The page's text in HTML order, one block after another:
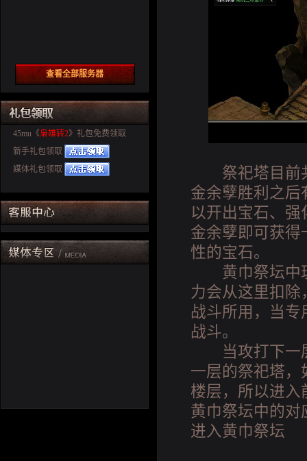
查看全部服务器
45mu《枭雄转2》礼包免费领取
新手礼包领取
媒体礼包领取
祭祀塔目前共
金余孽胜利之后
以开出宝石、
金余孽即可获得
性的宝石。
黄巾祭坛中玩
力会从这里扣
战斗所用，当
战斗。
当攻打下一层
一层的祭祀塔，
楼层，所以进入
黄巾祭坛中的对
进入黄巾祭坛